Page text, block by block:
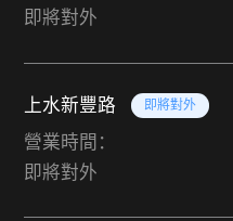
即將對外
上水新豐路 即將對外
營業時間：
即將對外